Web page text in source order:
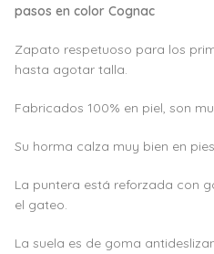
pasos en color Cognac
Zapato respetuoso para los
hasta agotar talla.
Fabricados 100% en piel, son
Su horma calza muy bien en
La puntera está reforzada con
el gateo.
La suela es de goma